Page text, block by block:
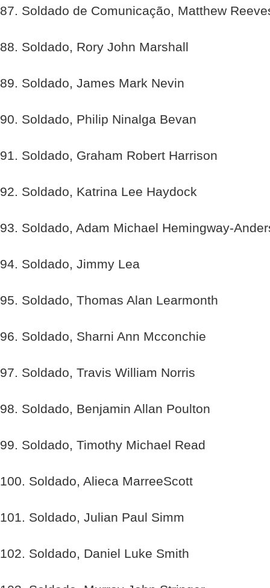
87. Soldado de Comunicação, Matthew
88. Soldado, Rory John Marshall
89. Soldado, James Mark Nevin
90. Soldado, Philip Ninalga Bevan
91. Soldado, Graham Robert Harrison
92. Soldado, Katrina Lee Haydock
93. Soldado, Adam Michael Hemingway-
94. Soldado, Jimmy Lea
95. Soldado, Thomas Alan Learmonth
96. Soldado, Sharni Ann Mcconchie
97. Soldado, Travis William Norris
98. Soldado, Benjamin Allan Poulton
99. Soldado, Timothy Michael Read
100. Soldado, Alieca MarreeScott
101. Soldado, Julian Paul Simm
102. Soldado, Daniel Luke Smith